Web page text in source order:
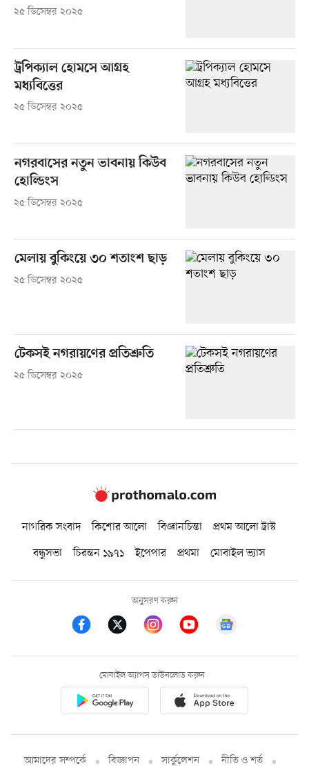
২৫ ডিসেম্বর ২০২৫
ট্রপিক্যাল হোমসে আগ্রহ
মধ্যবিত্তের
২৫ ডিসেম্বর ২০২৫
নগরবাসের নতুন ভাবনায় কিউব
হোল্ডিংস
২৫ ডিসেম্বর ২০২৫
মেলায় বুকিংয়ে ৩০ শতাংশ ছাড়
২৫ ডিসেম্বর ২০২৫
টেকসই নগরায়ণের প্রতিশ্রুতি
২৫ ডিসেম্বর ২০২৫
নাগরিক সংবাদ কিশোর আলো বিজ্ঞানচিন্তা
প্রথম আলো ট্রাস্ট
বন্ধুসভা
চিরন্তন ১৯৭১ ইপেপার প্রথমা মোবাইল ভ্যাস
অনুসরণ করুন
মোবাইল অ্যাপস ডাউনলোড করুন
আমাদের সম্পর্কে বিজ্ঞাপন সার্কুলেশন নীতি ও শর্ত